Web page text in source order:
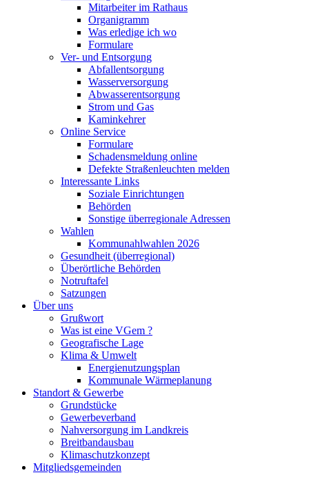
Mitarbeiter im Rathaus
Organigramm
Was erledige ich wo
Formulare
Ver- und Entsorgung
Abfallentsorgung
Wasserversorgung
Abwasserentsorgung
Strom und Gas
Kaminkehrer
Online Service
Formulare
Schadensmeldung online
Defekte Straßenleuchten melden
Interessante Links
Soziale Einrichtungen
Behörden
Sonstige überregionale Adressen
Wahlen
Kommunahlwahlen 2026
Gesundheit (überregional)
Überörtliche Behörden
Notruftafel
Satzungen
Über uns
Grußwort
Was ist eine VGem ?
Geografische Lage
Klima & Umwelt
Energienutzungsplan
Kommunale Wärmeplanung
Standort & Gewerbe
Grundstücke
Gewerbeverband
Nahversorgung im Landkreis
Breitbandausbau
Klimaschutzkonzept
Mitgliedsgemeinden